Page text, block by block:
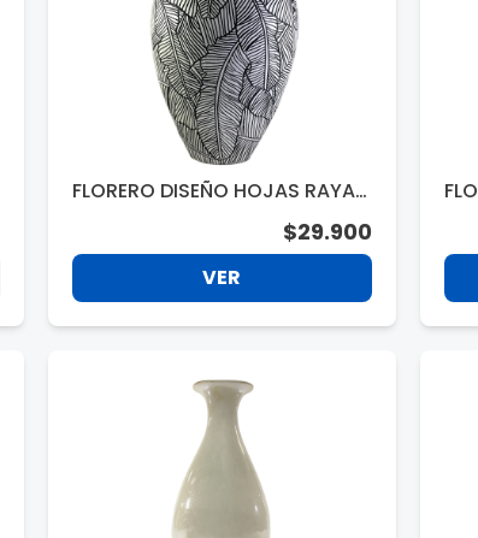
FLORERO DISEÑO HOJAS RAYAS
$29.900
VER